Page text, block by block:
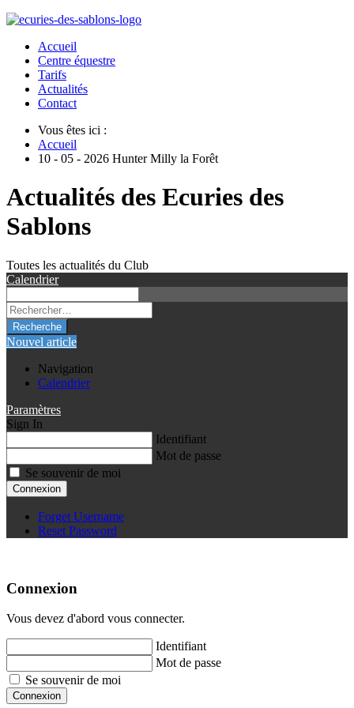
Accueil
Centre équestre
Tarifs
Actualités
Contact
Vous êtes ici :
Accueil
10 - 05 - 2026 Hunter Milly la Forêt
Actualités des Ecuries des
Sablons
Toutes les actualités du Club
Calendrier
Recherche
Nouvel article
Navigation
Calendrier
Paramètres
Sign In
Identifiant
Mot de passe
Se souvenir de moi
Connexion
Forget Username
Reset Password
Connexion
Vous devez d'abord vous connecter.
Identifiant
Mot de passe
Se souvenir de moi
Connexion